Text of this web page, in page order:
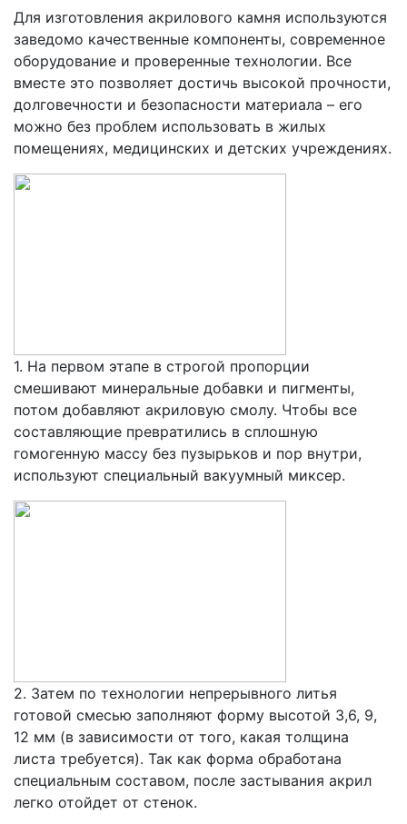
Для изготовления акрилового камня используются
заведомо качественные компоненты, современное
оборудование и проверенные технологии. Все
вместе это позволяет достичь высокой прочности,
долговечности и безопасности материала – его
можно без проблем использовать в жилых
помещениях, медицинских и детских учреждениях.
1. На первом этапе в строгой пропорции
смешивают минеральные добавки и пигменты,
потом добавляют акриловую смолу. Чтобы все
составляющие превратились в сплошную
гомогенную массу без пузырьков и пор внутри,
используют специальный вакуумный миксер.
2. Затем по технологии непрерывного литья
готовой смесью заполняют форму высотой 3,6, 9,
12 мм (в зависимости от того, какая толщина
листа требуется). Так как форма обработана
специальным составом, после застывания акрил
легко отойдет от стенок.